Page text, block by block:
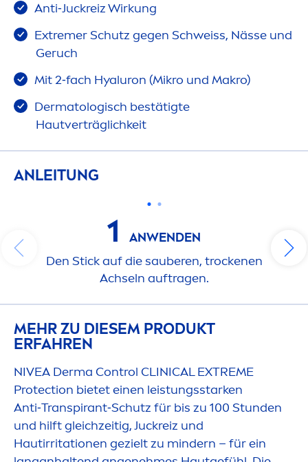
Anti‑Juckreiz Wirkung
Extremer Schutz gegen Schweiss, Nässe und
Geruch
Mit 2‑fach Hyaluron (Mikro und Makro)
Dermatologisch bestätigte
Hautverträglichkeit
ANLEITUNG
1
ANWENDEN
Den Stick auf die sauberen, trockenen
Achseln auftragen.
MEHR ZU DIESEM PRODUKT
ERFAHREN
NIVEA Derma Control CLINICAL EXTREME
Protection bietet einen leistungsstarken
Anti‑Transpirant‑Schutz für bis zu 100 Stunden
und hilft gleichzeitig, Juckreiz und
Hautirritationen gezielt zu mindern – für ein